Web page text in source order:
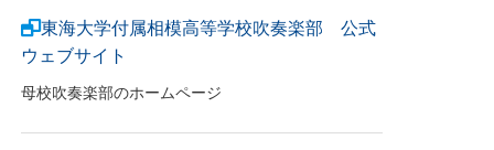
東海大学付属相模高等学校吹奏楽部 公式
ウェブサイト
母校吹奏楽部のホームページ